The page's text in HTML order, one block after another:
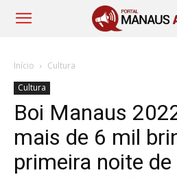
Início
Cultura
Cultura
Boi Manaus
mais de 6 mil
primeira noite de